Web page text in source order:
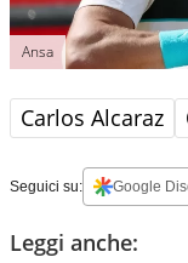
Ansa
Carlos Alcaraz
Seguici su: Google
Leggi anche: